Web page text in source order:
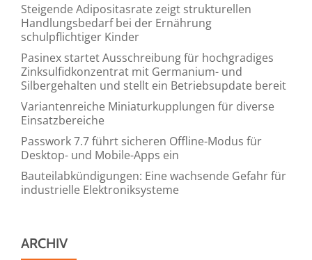
Steigende Adipositasrate zeigt strukturellen
Handlungsbedarf bei der Ernährung
schulpflichtiger Kinder
Pasinex startet Ausschreibung für hochgradiges
Zinksulfidkonzentrat mit Germanium- und
Silbergehalten und stellt ein Betriebsupdate bereit
Variantenreiche Miniaturkupplungen für diverse
Einsatzbereiche
Passwork 7.7 führt sicheren Offline-Modus für
Desktop- und Mobile-Apps ein
Bauteilabkündigungen: Eine wachsende Gefahr für
industrielle Elektroniksysteme
ARCHIV